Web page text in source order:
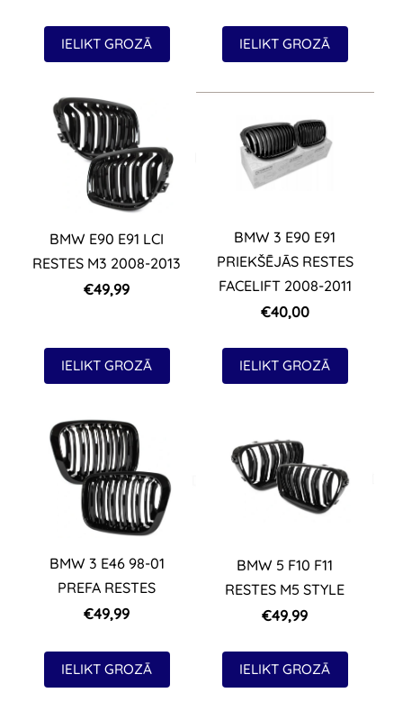
IELIKT GROZĀ IELIKT GROZĀ
BMW E90 E91 LCI
RESTES M3 2008-2013
€49,99
IELIKT GROZĀ
BMW 3 E90 E91
PRIEKŠĒJĀS RESTES
FACELIFT 2008-2011
€40,00
IELIKT GROZĀ
BMW 3 E46 98-01
PREFA RESTES
€49,99
IELIKT GROZĀ
BMW 5 F10 F11
RESTES M5 STYLE
€49,99
IELIKT GROZĀ